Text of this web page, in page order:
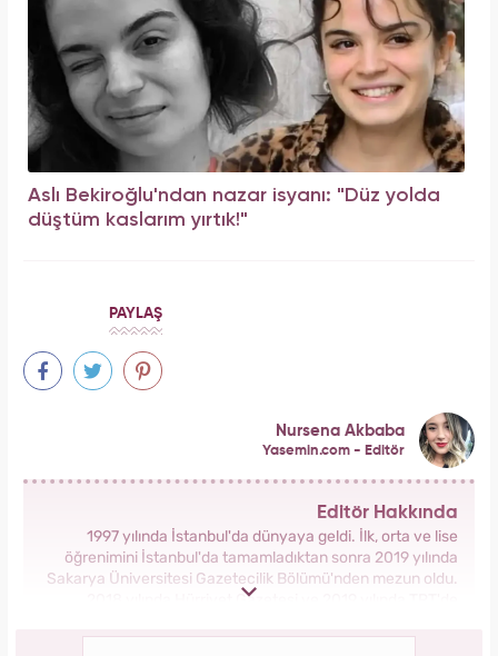
Aslı Bekiroğlu'ndan nazar isyanı: "Düz yolda
düştüm kaslarım yırtık!"
PAYLAŞ
Nursena Akbaba
Yasemin.com - Editör
Editör Hakkında
1997 yılında İstanbul'da dünyaya geldi. İlk, orta ve lise
öğrenimini İstanbul'da tamamladıktan sonra 2019 yılında
Sakarya Üniversitesi Gazetecilik Bölümü'nden mezun oldu.
2018 yılında Hürriyet Gazetesi ve 2019 yılında TRT'de
Grubu bünyesinde yer alan Yasemin.com'da İçerik Editörü